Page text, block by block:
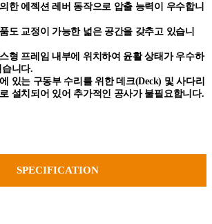
한 에젝션 레버 동작으로 압출 능력이 우수합니
도 교정이 가능한 넓은 공간을 갖추고 있습니
형 프레임 내부에 위치하여 윤활 상태가 우수하
니다.
있는 구동부 수리를 위한 데크(Deck) 및 사다리
설치되어 있어 추가적인 공사가 불필요합니다.
SPECIFICATION